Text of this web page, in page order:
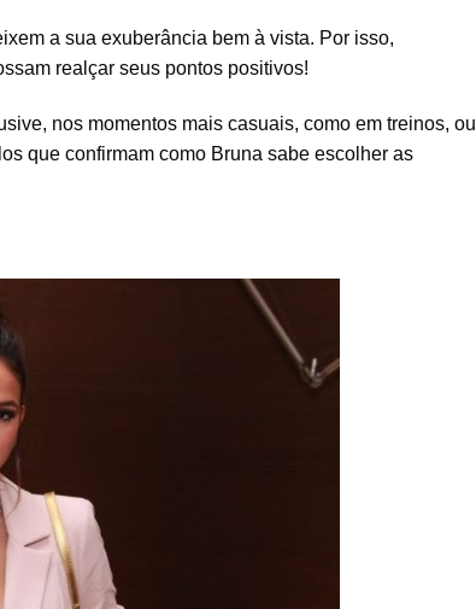
a sua exuberância bem à vista. Por isso,
realçar seus pontos positivos!
nos momentos mais casuais, como em treinos, ou
que confirmam como Bruna sabe escolher as